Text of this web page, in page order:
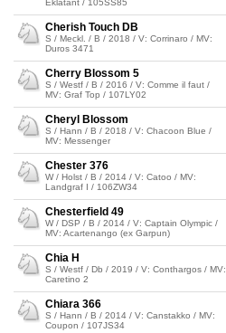
Eklatant / 105SS85
Cherish Touch DB
S / Meckl. / B / 2018 / V: Corrinaro / MV:
Duros 3471
Cherry Blossom 5
S / Westf / B / 2016 / V: Comme il faut /
MV: Graf Top / 107LY02
Cheryl Blossom
S / Hann / B / 2018 / V: Chacoon Blue /
MV: Messenger
Chester 376
W / Holst / B / 2014 / V: Catoo / MV:
Landgraf I / 106ZW34
Chesterfield 49
W / DSP / B / 2014 / V: Captain Olympic /
MV: Acartenango (ex Garpun)
Chia H
S / Westf / Db / 2019 / V: Conthargos / MV:
Caretino 2
Chiara 366
S / Hann / B / 2014 / V: Canstakko / MV:
Coupon / 107JS34